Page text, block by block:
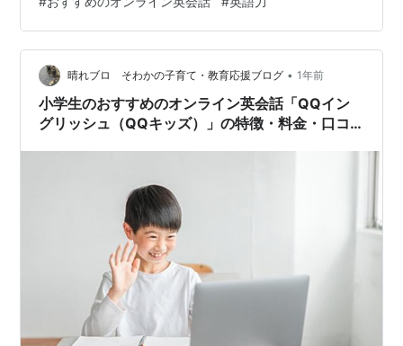
れた学習プラン 特徴4：【続けやすい料金】毎日話せる
プランがリーズナブル 特徴5：【質の高い講師陣】厳し
いトレー…
晴れブロ そわかの子育て・教育応援ブログ • 1年前
小学生のおすすめのオンライン英会話「QQイン
グリッシュ（QQキッズ）」の特徴・料金・口コ